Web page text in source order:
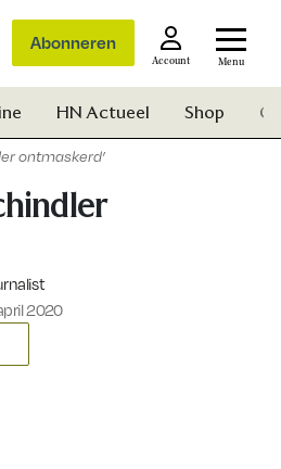
Abonneren
Account Menu
HN Actueel Shop
ontmaskerd’
2020